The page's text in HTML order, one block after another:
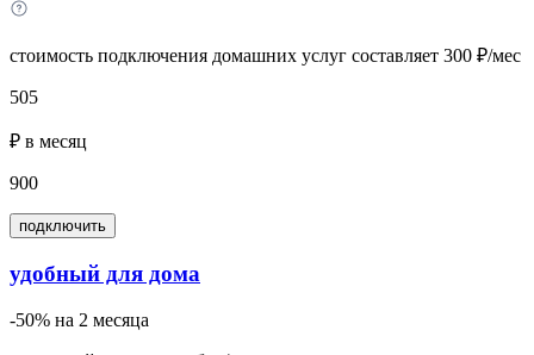
стоимость подключения домашних услуг составляет 300 ₽/мес
505
₽ в месяц
900
подключить
удобный для дома
-50% на 2 месяца